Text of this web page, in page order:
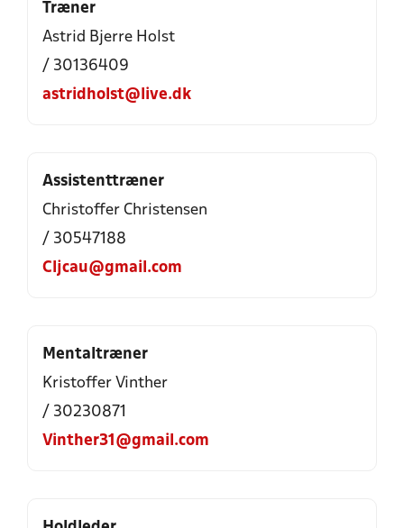
Træner
Astrid Bjerre Holst
/ 30136409
astridholst@live.dk
Assistenttræner
Christoffer Christensen
/ 30547188
Cljcau@gmail.com
Mentaltræner
Kristoffer Vinther
/ 30230871
Vinther31@gmail.com